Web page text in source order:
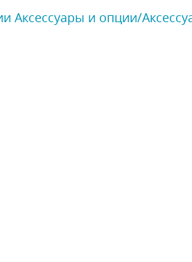
Аксессуары и опции/